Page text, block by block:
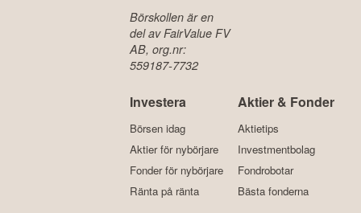
Börskollen är en
del av FairValue FV
AB, org.nr:
559187-7732
Investera
Börsen idag
Aktier för nybörjare
Fonder för nybörjare
Ränta på ränta
Aktier & Fonder
Aktietips
Investmentbolag
Fondrobotar
Bästa fonderna